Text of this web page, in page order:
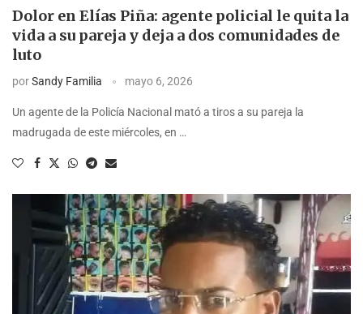
Dolor en Elías Piña: agente policial le quita la
vida a su pareja y deja a dos comunidades de
luto
porSandy Familia mayo 6, 2026
Un agente de la Policía Nacional mató a tiros a su pareja la
madrugada de este miércoles, en …